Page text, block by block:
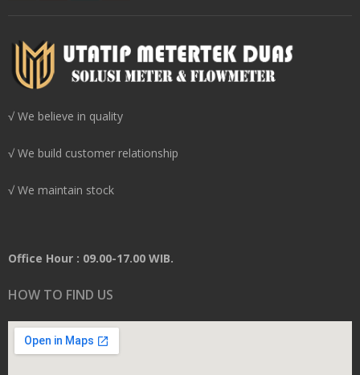
√ We believe in quality
√ We build customer relationship
√ We maintain stock
Office Hour : 09.00-17.00 WIB.
HOW TO FIND US